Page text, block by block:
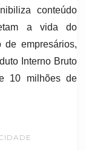
conteúdo
a vida do
de empresários,
Interno Bruto
10 milhões de